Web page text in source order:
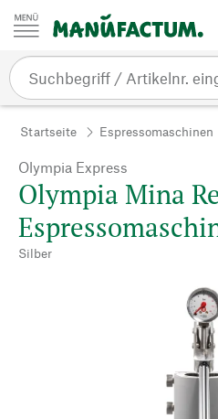
Zum Inhalt springen
Startseite Espressomaschinen
Olympia Express
Olympia Mina
Silber